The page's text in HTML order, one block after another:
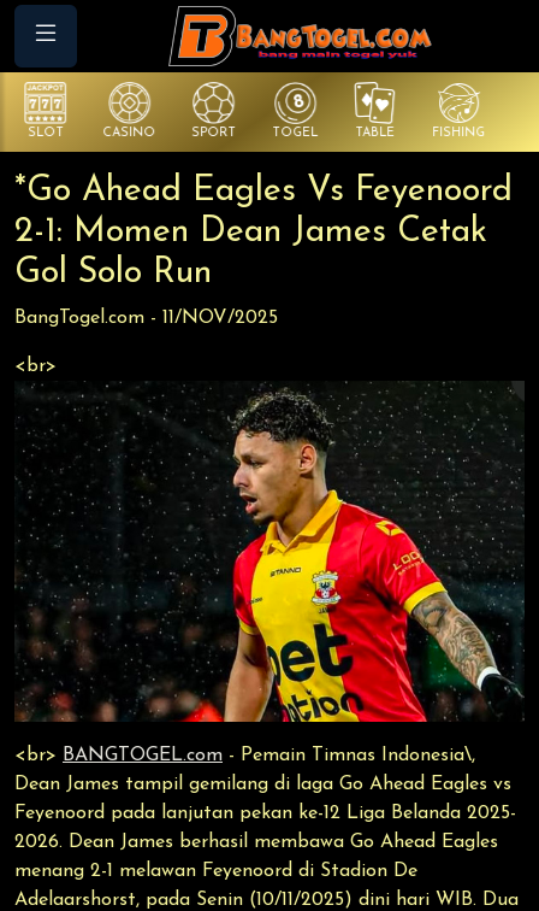
SLOT CASINO SPORT TOGEL TABLE FISHING
*Go Ahead Eagles Vs Feyenoord
2-1: Momen Dean James Cetak
Gol Solo Run
BangTogel.com - 11/NOV/2025
<br>
<br> BANGTOGEL.com - Pemain Timnas Indonesia\,
Dean James tampil gemilang di laga Go Ahead Eagles vs
Feyenoord pada lanjutan pekan ke-12 Liga Belanda 2025-
2026. Dean James berhasil membawa Go Ahead Eagles
menang 2-1 melawan Feyenoord di Stadion De
Adelaarshorst, pada Senin (10/11/2025) dini hari WIB. Dua